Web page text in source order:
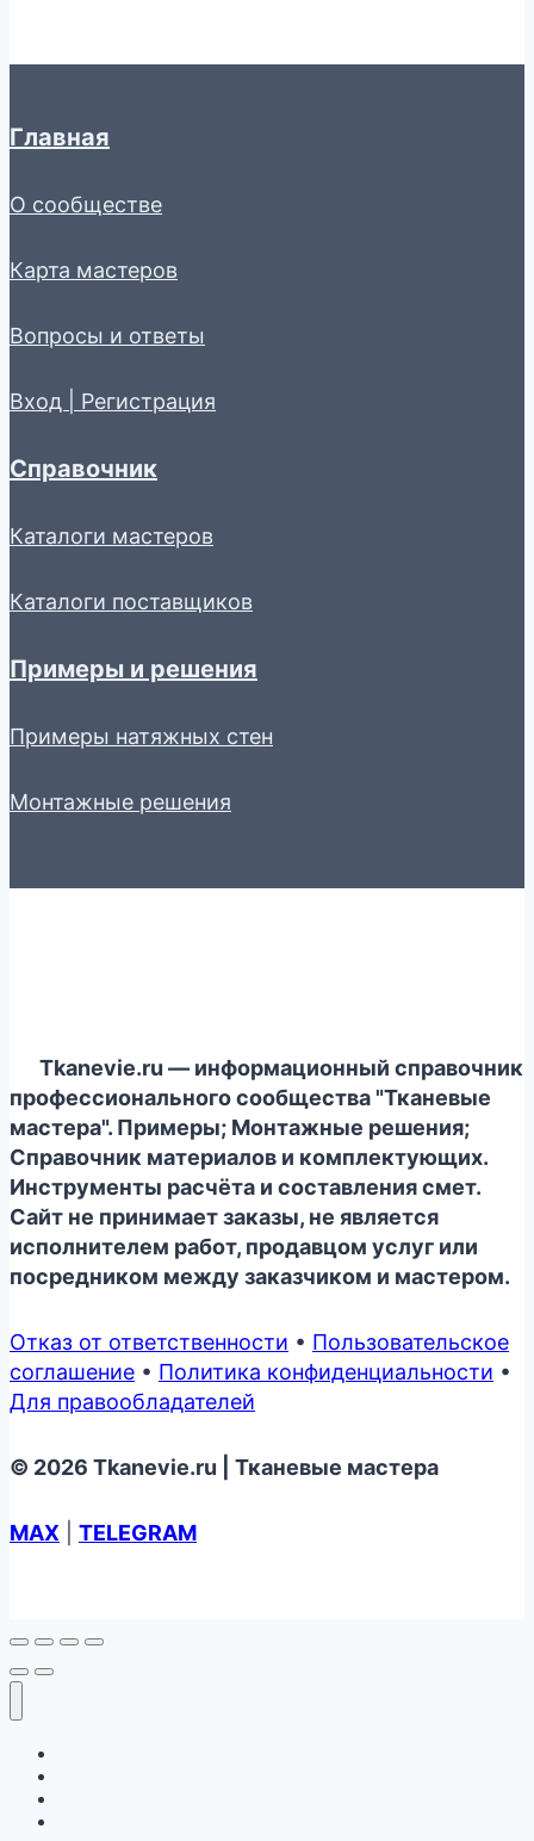
Главная
О сообществе
Карта мастеров
Вопросы и ответы
Вход | Регистрация
Справочник
Каталоги мастеров
Каталоги поставщиков
Примеры и решения
Примеры натяжных стен
Монтажные решения
Tkanevie.ru — информационный справочник
профессионального сообщества "Тканевые
мастера". Примеры; Монтажные решения;
Справочник материалов и комплектующих.
Инструменты расчёта и составления смет.
Сайт не принимает заказы, не является
исполнителем работ, продавцом услуг или
посредником между заказчиком и мастером.
Отказ от ответственности • Пользовательское
соглашение • Политика конфиденциальности •
Для правообладателей
© 2026 Tkanevie.ru | Тканевые мастера
MAX TELEGRAM